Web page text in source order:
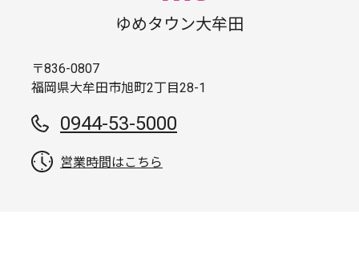
ゆめタウン大牟田
〒836-0807
福岡県大牟田市旭町2丁目28-1
0944-53-5000
営業時間はこちら